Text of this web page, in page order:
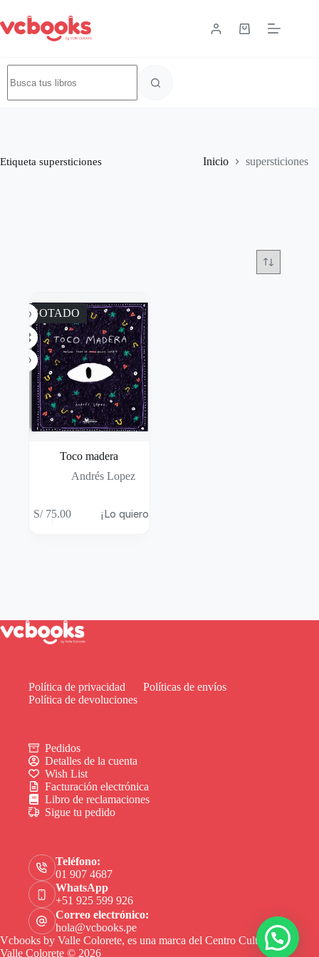
Etiqueta supersticiones Inicio supersticiones
AGOTADO
Toco madera
Andrés Lopez
S/75.00 ¡Lo quiero!
Política de privacidad
Políticas de envíos
Política de devoluciones
Pedidos
Detalles de la cuenta
Wish List
Facturación electrónica
Libro de reclamaciones
Sigue tu pedido
Teléfono:
01 907 4687
WhatsApp
+51 925 599 926
Correo electrónico:
hola@vcbooks.pe
Vcbooks by Valle Colorete, es una marca del Centro Cultural
Valle Colorete © 2026